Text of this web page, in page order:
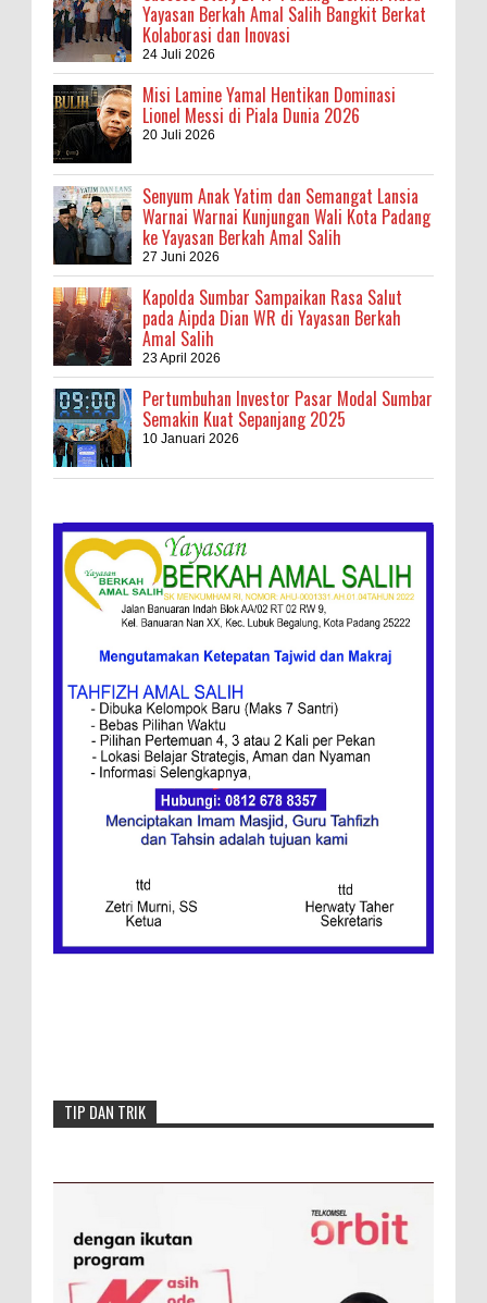
Yayasan Berkah Amal Salih Bangkit Berkat
Kolaborasi dan Inovasi
24 Juli 2026
Misi Lamine Yamal Hentikan Dominasi
Lionel Messi di Piala Dunia 2026
20 Juli 2026
Senyum Anak Yatim dan Semangat Lansia
Warnai Warnai Kunjungan Wali Kota Padang
ke Yayasan Berkah Amal Salih
27 Juni 2026
Kapolda Sumbar Sampaikan Rasa Salut
pada Aipda Dian WR di Yayasan Berkah
Amal Salih
23 April 2026
Pertumbuhan Investor Pasar Modal Sumbar
Semakin Kuat Sepanjang 2025
10 Januari 2026
Kebakaran Hebat, Israel Dapat Cobaan
Ini Resep Bubur Terik, Kuliner Khas Jawa
Tengah
Menang, Semen Padang FC Pemuncak
Klasemen Wilayah Barat
TIP DAN TRIK